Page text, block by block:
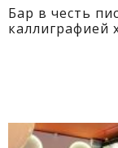
Бар в честь
каллиграфией